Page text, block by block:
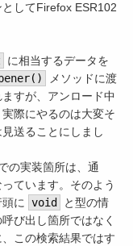
してFirefox ESR102
に相当するデータを
メソッドに渡
すが、アンロード中
際にやるのは大変そ
送ることにしまし
の実装箇所は、通
ています。そのよう
に void
と型の情
び出し箇所ではなく
この検索結果ではす